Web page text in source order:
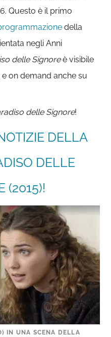
Questo è il primo
della
negli Anni
delle Signoreè visibile
on demand anche su
delle Signore!
DELLA
DELLE
(2015)!
IN UNA SCENA DELLA